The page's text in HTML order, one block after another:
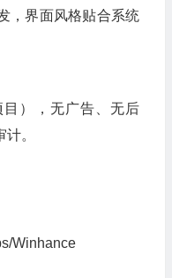
，界面风格贴合系统
），无广告、无后
。
Winhance